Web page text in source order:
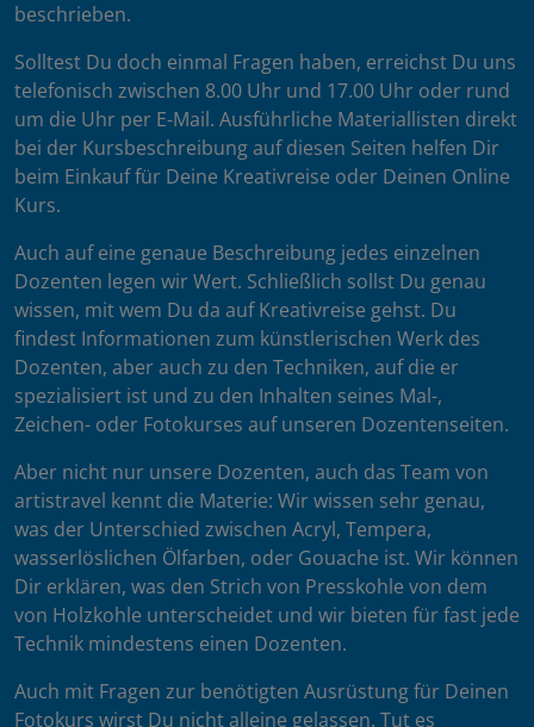
beschrieben.
Solltest Du doch einmal Fragen haben, erreichst Du uns
telefonisch zwischen 8.00 Uhr und 17.00 Uhr oder rund
um die Uhr per E-Mail. Ausführliche Materiallisten direkt
bei der Kursbeschreibung auf diesen Seiten helfen Dir
beim Einkauf für Deine Kreativreise oder Deinen Online
Kurs.
Auch auf eine genaue Beschreibung jedes einzelnen
Dozenten legen wir Wert. Schließlich sollst Du genau
wissen, mit wem Du da auf Kreativreise gehst. Du
findest Informationen zum künstlerischen Werk des
Dozenten, aber auch zu den Techniken, auf die er
spezialisiert ist und zu den Inhalten seines Mal-,
Zeichen- oder Fotokurses auf unseren Dozentenseiten.
Aber nicht nur unsere Dozenten, auch das Team von
artistravel kennt die Materie: Wir wissen sehr genau,
was der Unterschied zwischen Acryl, Tempera,
wasserlöslichen Ölfarben, oder Gouache ist. Wir können
Dir erklären, was den Strich von Presskohle von dem
von Holzkohle unterscheidet und wir bieten für fast jede
Technik mindestens einen Dozenten.
Auch mit Fragen zur benötigten Ausrüstung für Deinen
Fotokurs wirst Du nicht alleine gelassen. Tut es